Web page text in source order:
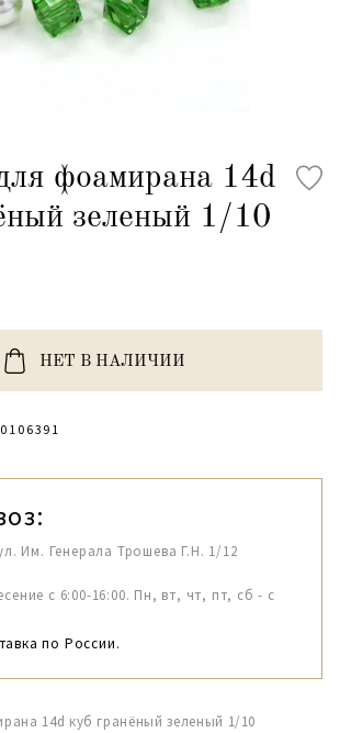
фоамирана 14d
зеленый 1/10
НЕТ В НАЛИЧИИ
Им. Генерала Трошева Г.Н. 1/12
с 6:00-16:00. Пн, вт, чт, пт, сб - с
по России.
14d куб гранёный зеленый 1/10